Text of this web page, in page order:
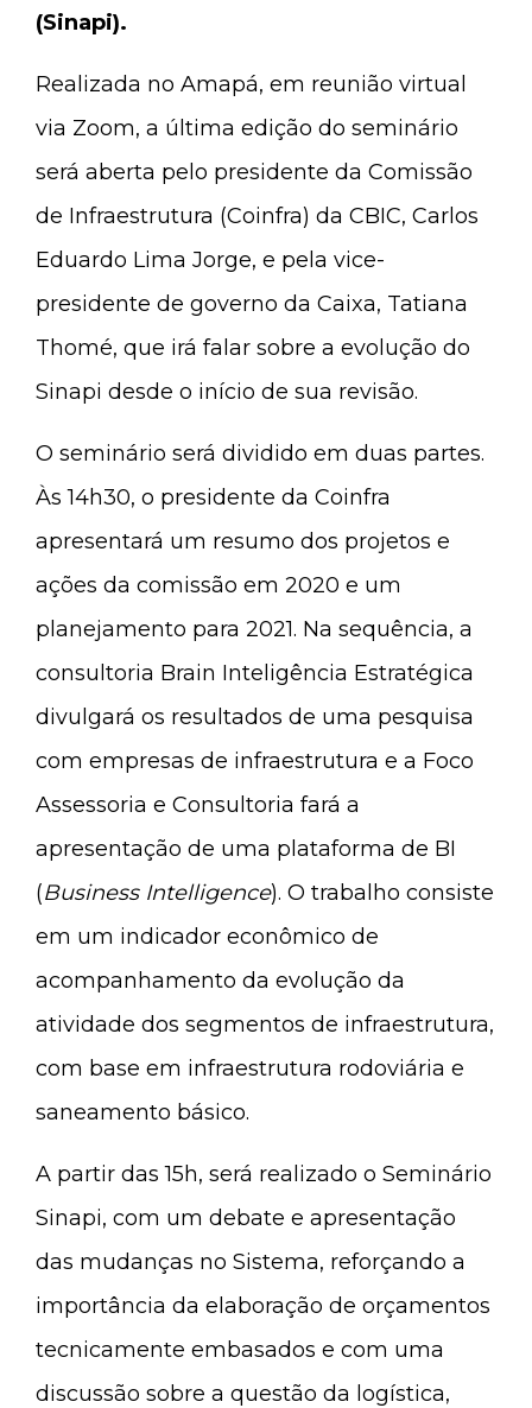
(Sinapi).
Realizada no Amapá, em reunião virtual
via Zoom, a última edição do seminário
será aberta pelo presidente da Comissão
de Infraestrutura (Coinfra) da CBIC, Carlos
Eduardo Lima Jorge, e pela vice-
presidente de governo da Caixa, Tatiana
Thomé, que irá falar sobre a evolução do
Sinapi desde o início de sua revisão.
O seminário será dividido em duas partes.
Às 14h30, o presidente da Coinfra
apresentará um resumo dos projetos e
ações da comissão em 2020 e um
planejamento para 2021. Na sequência, a
consultoria Brain Inteligência Estratégica
divulgará os resultados de uma pesquisa
com empresas de infraestrutura e a Foco
Assessoria e Consultoria fará a
apresentação de uma plataforma de BI
(Business Intelligence). O trabalho consiste
em um indicador econômico de
acompanhamento da evolução da
atividade dos segmentos de infraestrutura,
com base em infraestrutura rodoviária e
saneamento básico.
A partir das 15h, será realizado o Seminário
Sinapi, com um debate e apresentação
das mudanças no Sistema, reforçando a
importância da elaboração de orçamentos
tecnicamente embasados e com uma
discussão sobre a questão da logística,